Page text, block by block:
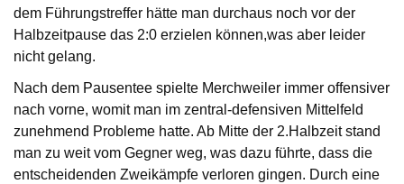
dem Führungstreffer hätte man durchaus noch vor der
Halbzeitpause das 2:0 erzielen können,was aber leider
nicht gelang.
Nach dem Pausentee spielte Merchweiler immer offensiver
nach vorne, womit man im zentral-defensiven Mittelfeld
zunehmend Probleme hatte. Ab Mitte der 2.Halbzeit stand
man zu weit vom Gegner weg, was dazu führte, dass die
entscheidenden Zweikämpfe verloren gingen. Durch eine